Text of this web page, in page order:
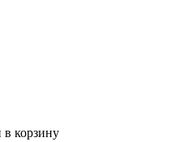
в корзину